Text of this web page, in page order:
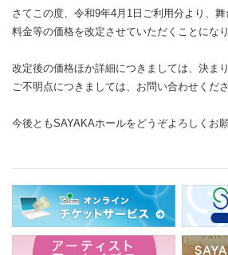
さてこの度、令和9年4月1日ご利用分より、
料金等の価格を改定させていただくことになり
改定後の価格ほか詳細につきましては、決ま
ご不明点につきましては、お問い合わせくださ
今後ともSAYAKAホールをどうぞよろしくお